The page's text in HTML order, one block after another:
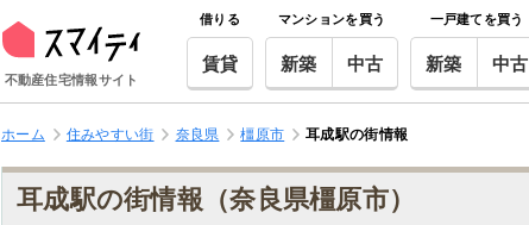
不動産住宅情報サイト
借りる
賃貸
マンションを買う
新築 中古
一戸建てを買う
新築 中古
ホーム 住みやすい街 奈良県 橿原市 耳成駅の街情報
耳成駅の街情報（奈良県橿原市）